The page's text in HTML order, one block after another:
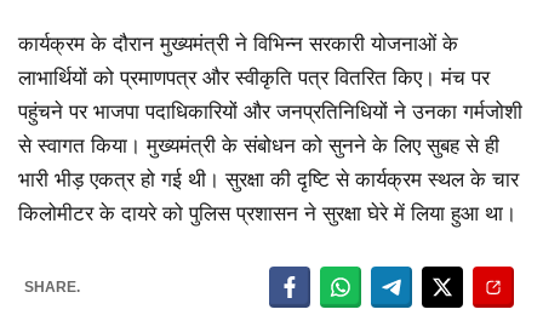
कार्यक्रम के दौरान मुख्यमंत्री ने विभिन्न सरकारी योजनाओं के
लाभार्थियों को प्रमाणपत्र और स्वीकृति पत्र वितरित किए। मंच पर
पहुंचने पर भाजपा पदाधिकारियों और जनप्रतिनिधियों ने उनका गर्मजोशी
से स्वागत किया। मुख्यमंत्री के संबोधन को सुनने के लिए सुबह से ही
भारी भीड़ एकत्र हो गई थी। सुरक्षा की दृष्टि से कार्यक्रम स्थल के चार
किलोमीटर के दायरे को पुलिस प्रशासन ने सुरक्षा घेरे में लिया हुआ था।
SHARE.